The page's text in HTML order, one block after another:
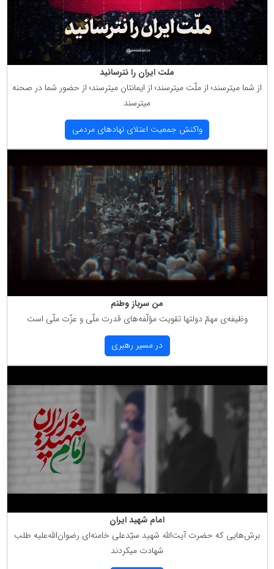
ملت ایران را نترسانید
از شما میترسند؛ از ملّت میترسند؛ از ایمانتان میترسند؛ از حضور شما در صحنه
میترسند
واكنش جمعیت اعتلای نهادهای مردمی
من سرباز وطنم
وظیفه‌ی مهمّ دولتها تقویت مؤلّفه‌های قدرت ملّی و عزّت ملّی است
در مسیر رهبری
امام شهید ایران
برش‌هایی كه حضرت آیت‌الله شهید سیّدعلی خامنه‌ای رضوان‌الله‌علیه طلب
شهادت میكردند